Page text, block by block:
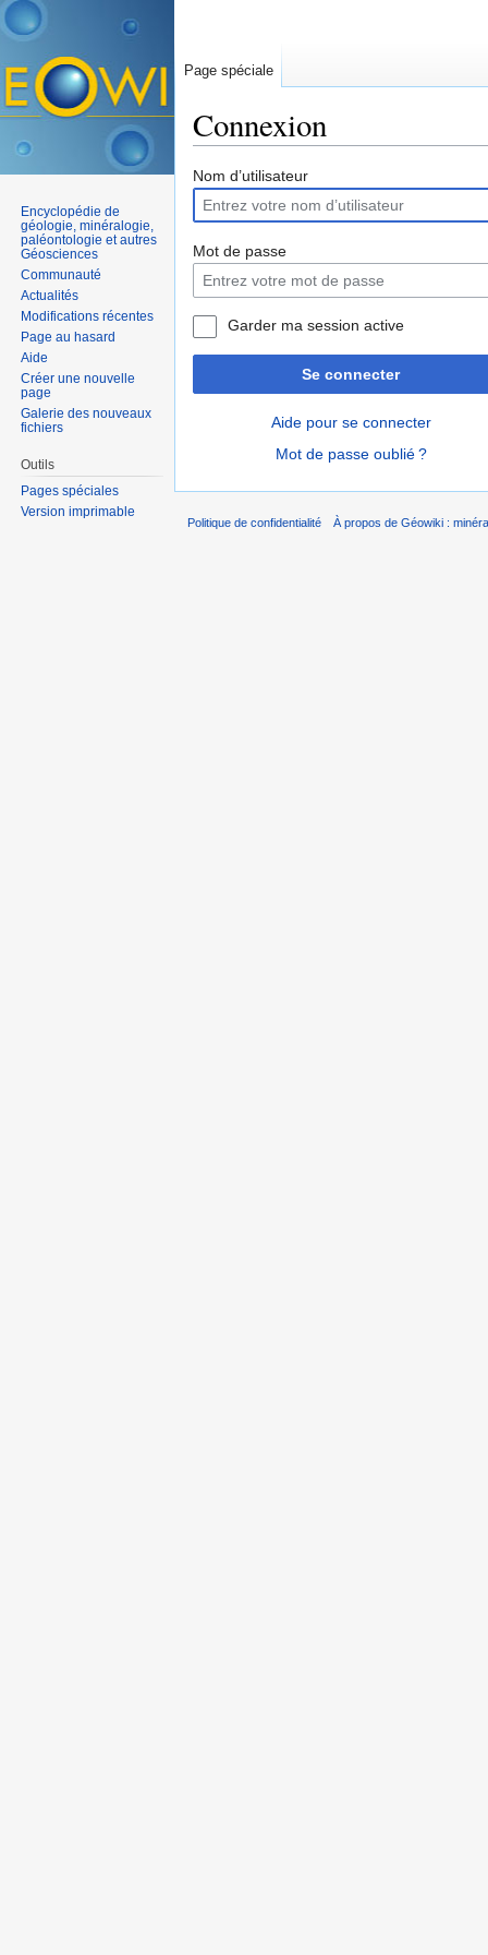
Connexion
Nom d’utilisateur
Mot de passe
Garder ma session active
Se connecter
Aide pour se connecter
Mot de passe oublié ?
Page spéciale
Encyclopédie de
géologie, minéralogie,
paléontologie et autres
Géosciences
Communauté
Actualités
Modifications récentes
Page au hasard
Aide
Créer une nouvelle
page
Galerie des nouveaux
fichiers
Outils
Pages spéciales
Version imprimable
Politique de confidentialité À propos de Géowiki :